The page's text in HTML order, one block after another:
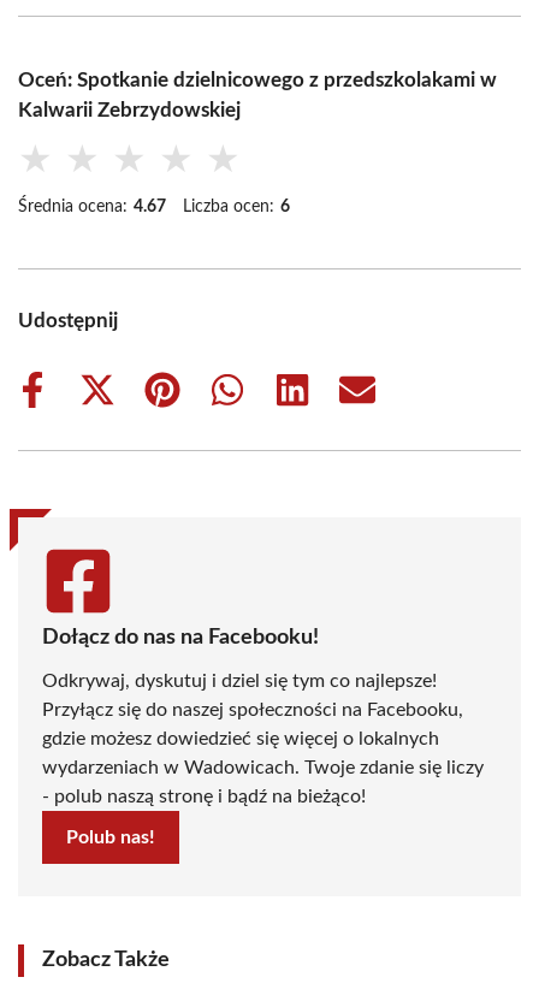
Oceń: Spotkanie dzielnicowego z przedszkolakami w
Kalwarii Zebrzydowskiej
★ ★ ★ ★ ★
Średnia ocena: 4.67 Liczba ocen: 6
Udostępnij
Share
Share
(Twitter)
Share
Share
Share
Share
Dołącz do nas na Facebooku!
Odkrywaj, dyskutuj i dziel się tym co najlepsze!
Przyłącz się do naszej społeczności na Facebooku,
gdzie możesz dowiedzieć się więcej o lokalnych
wydarzeniach w Wadowicach. Twoje zdanie się liczy
- polub naszą stronę i bądź na bieżąco!
Polub nas!
Zobacz Także